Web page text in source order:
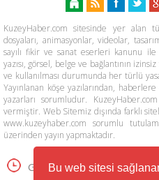
Bu web sitesi
KuzeyHaber.com sitesinde yer alan
dosyaları, animasyonlar, videolar,
sayılı fikir ve sanat eserleri kanunu
yazısı, görsel, belge ve bağlantının
ve kullanılması durumunda her türlü
Yayınlanan köşe yazılarından,
yazarları sorumludur.
vermiştir. Web Sitemiz dışında farklı
www.kuzeyhaber.com sorumlu
üzerinden yayın yapmaktadır.
Günün Haberleri